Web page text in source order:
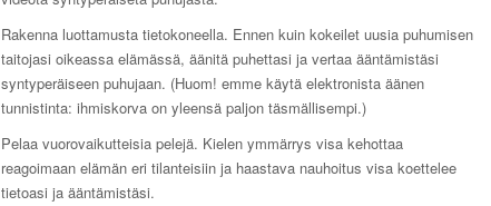
Rakenna luottamusta tietokoneella. Ennen kuin kokeilet uusia puhumisen
taitojasi oikeassa elämässä, äänitä puhettasi ja vertaa ääntämistäsi
syntyperäiseen puhujaan. (Huom! emme käytä elektronista äänen
tunnistinta: ihmiskorva on yleensä paljon täsmällisempi.)
Pelaa vuorovaikutteisia pelejä. Kielen ymmärrys visa kehottaa
reagoimaan elämän eri tilanteisiin ja haastava nauhoitus visa koettelee
tietoasi ja ääntämistäsi.